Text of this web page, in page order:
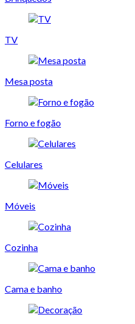
TV
Mesa posta
Forno e fogão
Celulares
Móveis
Cozinha
Cama e banho